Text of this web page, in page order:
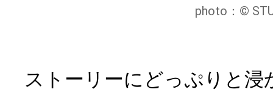
photo：©
ストーリーにどっぷりと浸